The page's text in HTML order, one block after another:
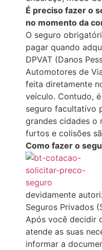
É preciso fazer o
no momento da
O seguro
pagar quando
DPVAT (Danos
Automotores de
feita diretamente
veículo. Contudo,
seguro facultativo
grandes cidades o
furtos e colisões
Como fazer o
devidamente
Seguros Privados
Após você decidir
atende as suas
informar a